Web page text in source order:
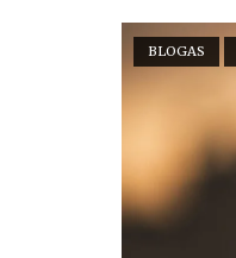
žingeidumą"
BLOGAS
Open post